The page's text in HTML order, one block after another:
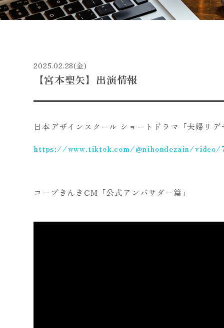
2025.02.28(金)
【宮本聖矢】出演情報
日本デザインスクール ショートドラマ「夫婦リデ
https://www.tiktok.com/@nihondezain/video/
コープきんきCM「公式アンバサダー篇」